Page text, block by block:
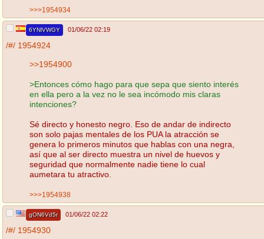
>>>1954934
6YNlVWGY 01/06/22 02:19
/#/ 1954924
>>1954900
>Entonces cómo hago para que sepa que siento interés
en ella pero a la vez no le sea incómodo mis claras
intenciones?
Sé directo y honesto negro. Eso de andar de indirecto
son solo pajas mentales de los PUA la atracción se
genera lo primeros minutos que hablas con una negra,
así que al ser directo muestra un nivel de huevos y
seguridad que normalmente nadie tiene lo cual
aumetara tu atractivo.
>>>1954938
gON6Vd5r 01/06/22 02:22
/#/ 1954930